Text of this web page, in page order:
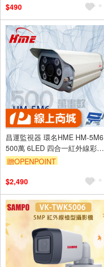
$490
昌運監視器 環名HME HM-5M6
500萬 6LED 四合一紅外線彩色
攝影機 紅外線35-40M
贈OPENPOINT
$2,490